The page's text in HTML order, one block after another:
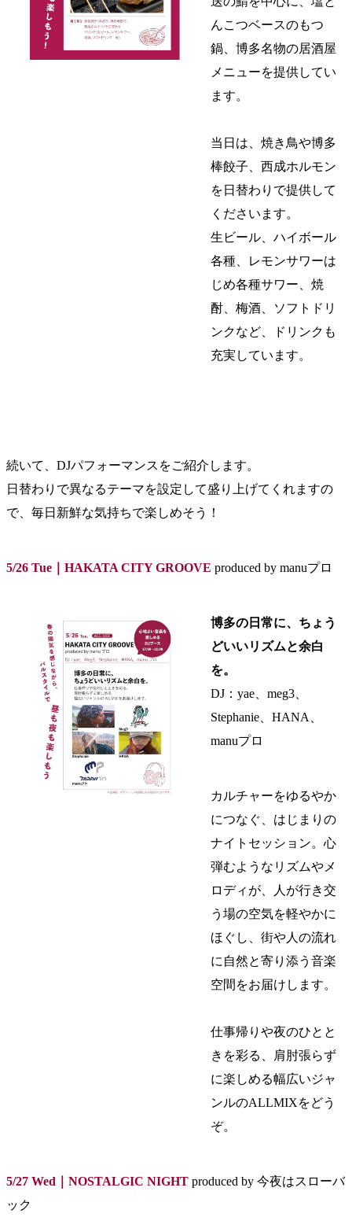
んこつベースのもつ
鍋、博多名物の居酒屋
メニューを提供してい
ます。
当日は、焼き鳥や博多
棒餃子、西成ホルモン
を日替わりで提供して
くださいます。
生ビール、ハイボール
各種、レモンサワーは
じめ各種サワー、焼
酎、梅酒、ソフトドリ
ンクなど、ドリンクも
充実しています。
続いて、DJパフォーマンスをご紹介します。
日替わりで異なるテーマを設定して盛り上げてくれますの
で、毎日新鮮な気持ちで楽しめそう！
5/26 Tue｜HAKATA CITY GROOVE produced by manuプロ
博多の日常に、ちょう
どいいリズムと余白
を。
DJ：yae、meg3、
Stephanie、HANA、
manuプロ
カルチャーをゆるやか
につなぐ、はじまりの
ナイトセッション。心
弾むようなリズムやメ
ロディが、人が行き交
う場の空気を軽やかに
ほぐし、街や人の流れ
に自然と寄り添う音楽
空間をお届けします。
仕事帰りや夜のひとと
きを彩る、肩肘張らず
に楽しめる幅広いジャ
ンルのALLMIXをどう
ぞ。
5/27 Wed｜NOSTALGIC NIGHT produced by 今夜はスローバ
ック